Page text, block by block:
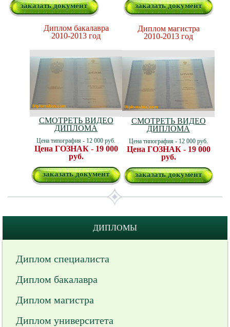
заказать документ заказать документ
Диплом бакалавра
2010-2013 год
СМОТРЕТЬ ВИДЕО
ДИПЛОМА
Цена типография - 12 000 руб.
Цена ГОЗНАК - 19 000
руб.
заказать документ
Диплом магистра
2010-2013 год
СМОТРЕТЬ ВИДЕО
ДИПЛОМА
Цена типография - 12 000 руб.
Цена ГОЗНАК - 19 000
руб.
заказать документ
ДИПЛОМЫ
Диплом специалиста
Диплом бакалавра
Диплом магистра
Диплом университета